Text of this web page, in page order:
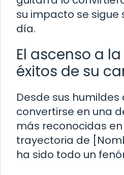
su impacto se sigue
día.
El ascenso a
éxitos de su
Desde sus
convertirse en una
más reconocidas
trayectoria de
ha sido todo un